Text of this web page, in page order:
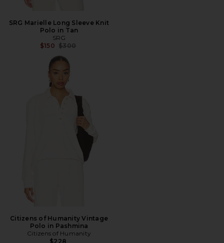
SRG Marielle Long Sleeve Knit
Polo in Tan
SRG
$150 前の価格:
$300
Citizens of Humanity Vintage
Polo in Pashmina
Citizens of Humanity
$228